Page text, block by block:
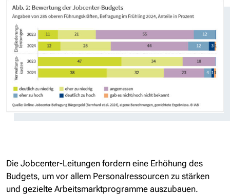
Die Jobcenter-Leitungen fordern eine Erhöhung des
Budgets, um vor allem Personalressourcen zu stärken
und gezielte Arbeitsmarktprogramme auszubauen.